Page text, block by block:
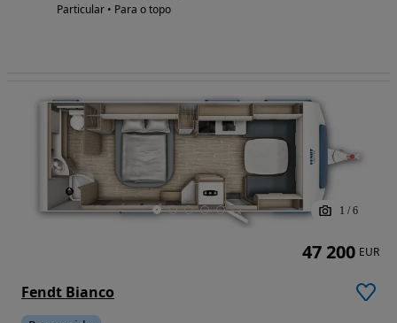
Particular • Para o topo
1 / 6
Fendt Bianco
47 200 EUR